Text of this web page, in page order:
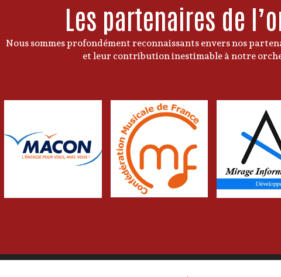
Les partenaires de
Nous sommes profondément reconnaissants envers nos
et leur contribution inestimable à notre